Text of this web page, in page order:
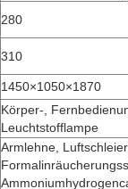
280
310
1450×1050×1870
Körper-,
Leuchtstofflampe
Armlehne,